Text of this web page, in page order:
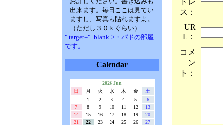
出来ます。毎日ここは見てい
ますし、写真も貼れますよ。
（ただし３０ｋぐらい）
" target="_blank">・パドの部屋
です。
Calendar
2026 Jun
日
月 火 水 木 金
土
1
2 3 4 5
6
7
8 9 10 11 12
13
14
15 16 17 18 19
20
21
22 23 24 25 26
27
ス：
UR
L：
コメ
ン
ト：